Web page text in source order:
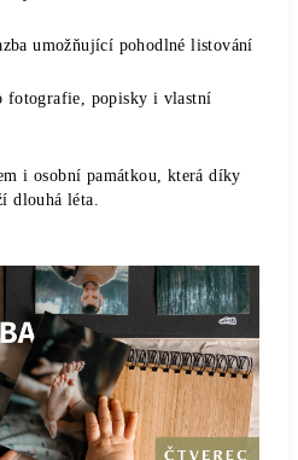
umožňující pohodlné listování
fotografie, popisky i vlastní
i osobní památkou, která díky
dlouhá léta.